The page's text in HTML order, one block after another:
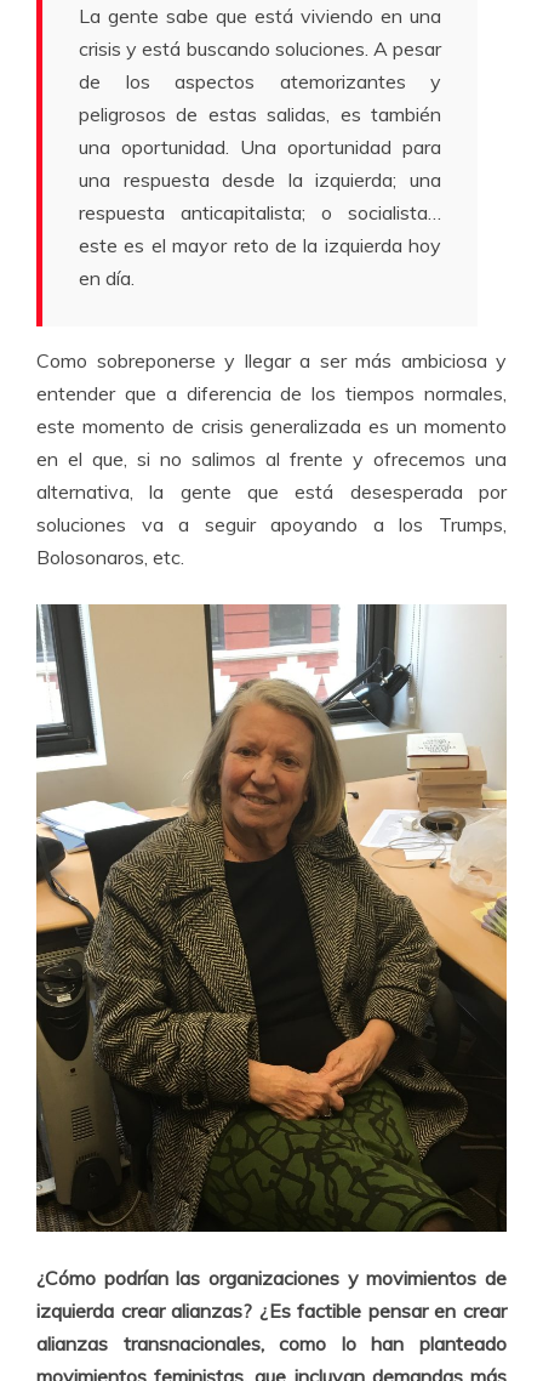
La gente sabe que está viviendo en una
crisis y está buscando soluciones. A pesar
de los aspectos atemorizantes y
peligrosos de estas salidas, es también
una oportunidad. Una oportunidad para
una respuesta desde la izquierda; una
respuesta anticapitalista; o socialista…
este es el mayor reto de la izquierda hoy
en día.
Como sobreponerse y llegar a ser más ambiciosa y
entender que a diferencia de los tiempos normales,
este momento de crisis generalizada es un momento
en el que, si no salimos al frente y ofrecemos una
alternativa, la gente que está desesperada por
soluciones va a seguir apoyando a los Trumps,
Bolosonaros, etc.
¿Cómo podrían las organizaciones y movimientos de
izquierda crear alianzas? ¿Es factible pensar en crear
alianzas transnacionales, como lo han planteado